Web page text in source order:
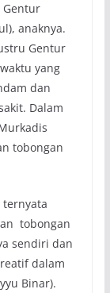
Gentur
anaknya.
Gentur
yang
dan
Dalam
tobongan
tobongan
sendiri dan
dalam
Binar).